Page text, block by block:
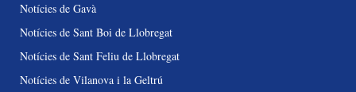
Notícies de Gavà
Notícies de Sant Boi de Llobregat
Notícies de Sant Feliu de Llobregat
Notícies de Vilanova i la Geltrú